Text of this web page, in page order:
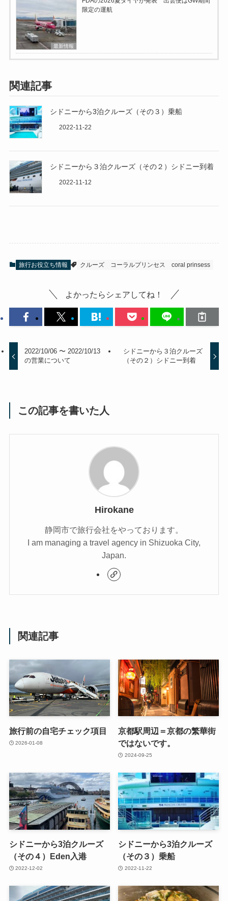
最新情報
限定の運航
関連記事
シドニーから3泊クルーズ（その３）乗船
2022-11-22
シドニーから３泊クルーズ（その２）シドニー到着
2022-11-12
旅行お役立ち情報 クルーズ コーラルプリンセス coral prinsess
よかったらシェアしてね！
2022/10/06 〜 2022/10/13
の営業について
シドニーから３泊クルーズ
（その２）シドニー到着
この記事を書いた人
Hirokane
静岡市で旅行会社をやっております。
I am managing a travel agency in Shizuoka City,
Japan.
関連記事
旅行前の自宅チェック項目
2026-01-08
京都駅周辺＝京都の繁華街
ではないです。
2024-09-25
シドニーから3泊クルーズ
（その４）Eden入港
2022-12-02
シドニーから3泊クルーズ
（その３）乗船
2022-11-22